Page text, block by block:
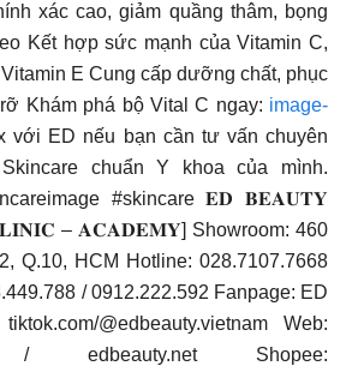
xác cao, giảm quầng thâm, bọng
Kết hợp sức mạnh của Vitamin C,
E Cung cấp dưỡng chất, phục
Khám phá bộ Vital C ngay: image-
với ED nếu bạn cần tư vấn chuyên
chuẩn Y khoa của mình.
#skincare 𝐄𝐃 𝐁𝐄𝐀𝐔𝐓𝐘
– 𝐀𝐂𝐀𝐃𝐄𝐌𝐘] Showroom: 460
Q.10, HCM Hotline: 028.7107.7668
/ 0912.222.592 Fanpage: ED
@edbeauty.vietnam Web:
/ edbeauty.net Shopee: